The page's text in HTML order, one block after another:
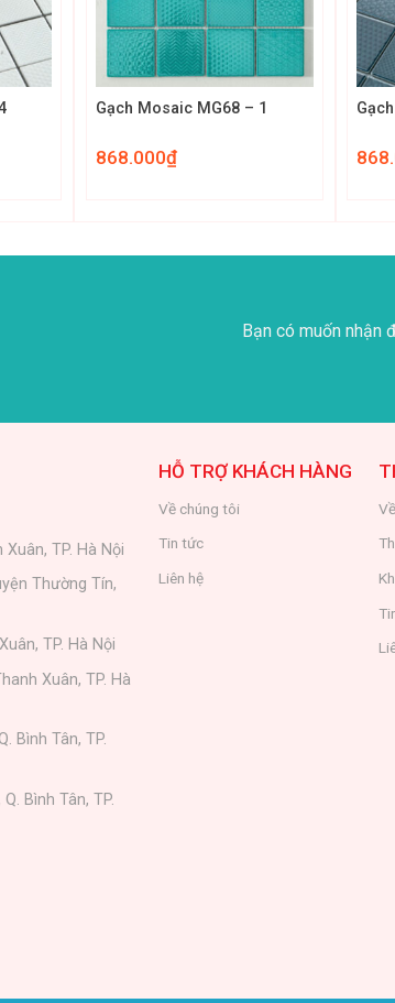
+
Gạch Mosaic MG68 – 1
868.000₫
Bạn có muốn nhận
TP. Hà Nội
Thường Tín,
TP. Hà Nội
Xuân, TP. Hà
Bình Tân, TP.
Bình Tân, TP.
HỖ TRỢ KHÁCH HÀNG
Về chúng tôi
Tin tức
Liên hệ